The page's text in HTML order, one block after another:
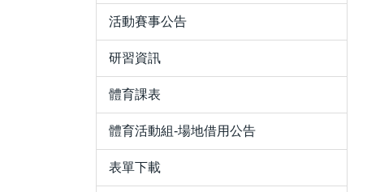
活動賽事公告
研習資訊
體育課表
體育活動組-場地借用公告
表單下載